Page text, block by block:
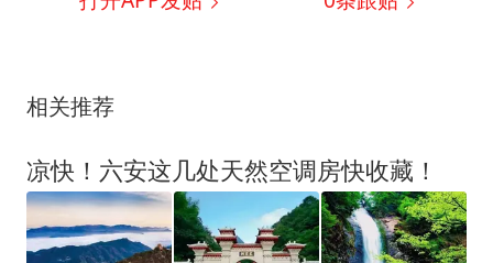
相关推荐
凉快！六安这几处天然空调房快收藏！